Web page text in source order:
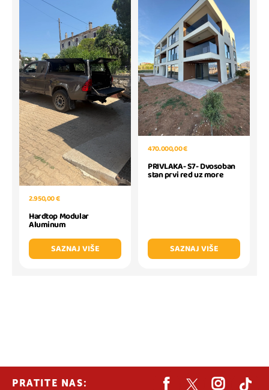
2.950,00 €
Hardtop Modular
Aluminum
SAZNAJ VIŠE
470.000,00 €
PRIVLAKA- S7- Dvosoban
stan prvi red uz more
SAZNAJ VIŠE
PRATITE NAS: